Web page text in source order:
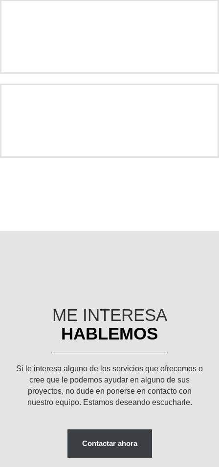
ME INTERESA
HABLEMOS
Si le interesa alguno de los servicios que ofrecemos o
cree que le podemos ayudar en alguno de sus
proyectos, no dude en ponerse en contacto con
nuestro equipo. Estamos deseando escucharle.
Contactar ahora